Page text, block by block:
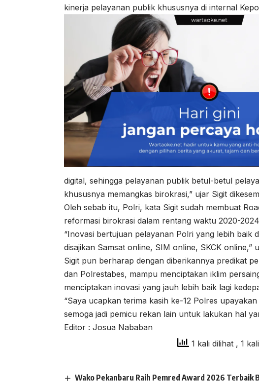
kinerja pelayanan publik khususnya di internal
digital, sehingga pelayanan publik betul-betul
khususnya memangkas birokrasi,” ujar Sigit
Oleh sebab itu, Polri, kata Sigit sudah membuat
reformasi birokrasi dalam rentang waktu 2020-
“Inovasi bertujuan pelayanan Polri yang lebih baik
disajikan Samsat online, SIM online, SKCK online,”
Sigit pun berharap dengan diberikannya predikat
dan Polrestabes, mampu menciptakan iklim
menciptakan inovasi yang jauh lebih baik lagi
“Saya ucapkan terima kasih ke-12 Polres
semoga jadi pemicu rekan lain untuk lakukan hal
Editor : Josua Nababan
1 kali dilihat , 1
Wako Pekanbaru Raih Pemred Award 2026 Terbaik